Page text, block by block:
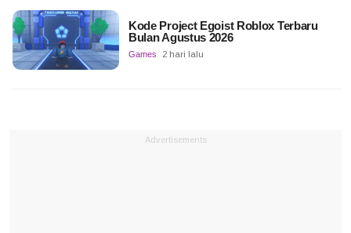
Kode Project Egoist Roblox Terbaru
Bulan Agustus 2026
Games 2 hari lalu
Advertisements